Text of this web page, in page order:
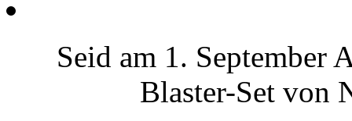
Seid am 1. September
Blaster-Set von